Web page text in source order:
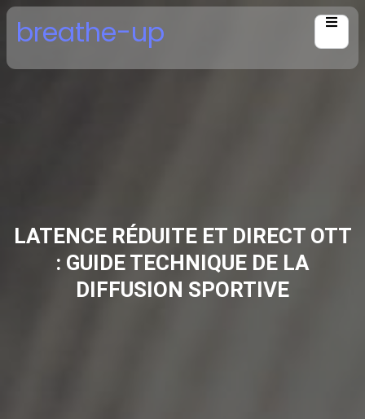
Skip
content
breathe-up
LATENCE RÉDUITE ET DIRECT OTT
: GUIDE TECHNIQUE DE LA
DIFFUSION SPORTIVE